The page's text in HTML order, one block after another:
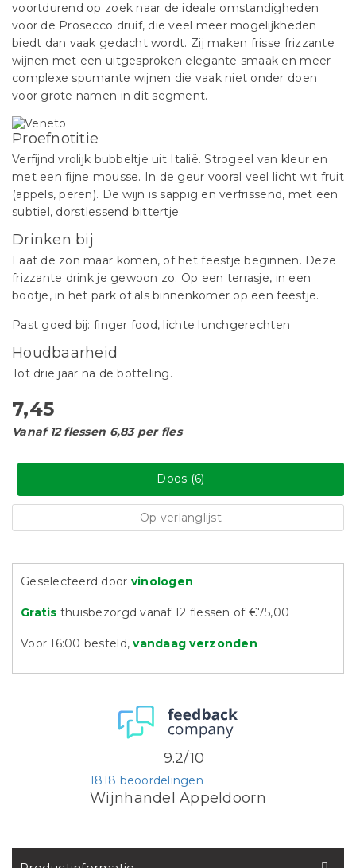
voortdurend op zoek naar de ideale omstandigheden
voor de Prosecco druif, die veel meer mogelijkheden
biedt dan vaak gedacht wordt. Zij maken frisse frizzante
wijnen met een uitgesproken elegante smaak en meer
complexe spumante wijnen die vaak niet onder doen
voor grote namen in dit segment.
Proefnotitie
Verfijnd vrolijk bubbeltje uit Italië. Strogeel van kleur en
met een fijne mousse. In de geur vooral veel licht wit fruit
(appels, peren). De wijn is sappig en verfrissend, met een
subtiel, dorstlessend bittertje.
Drinken bij
Laat de zon maar komen, of het feestje beginnen. Deze
frizzante drink je gewoon zo. Op een terrasje, in een
bootje, in het park of als binnenkomer op een feestje.
Past goed bij: finger food, lichte lunchgerechten
Houdbaarheid
Tot drie jaar na de botteling.
7,45
Vanaf 12 flessen 6,83 per fles
Doos (6)
Op verlanglijst
Geselecteerd door vinologen
Gratis thuisbezorgd vanaf 12 flessen of €75,00
Voor 16:00 besteld,vandaag verzonden
Wijnhandel Appeldoorn
1818 beoordelingen
9.2/10